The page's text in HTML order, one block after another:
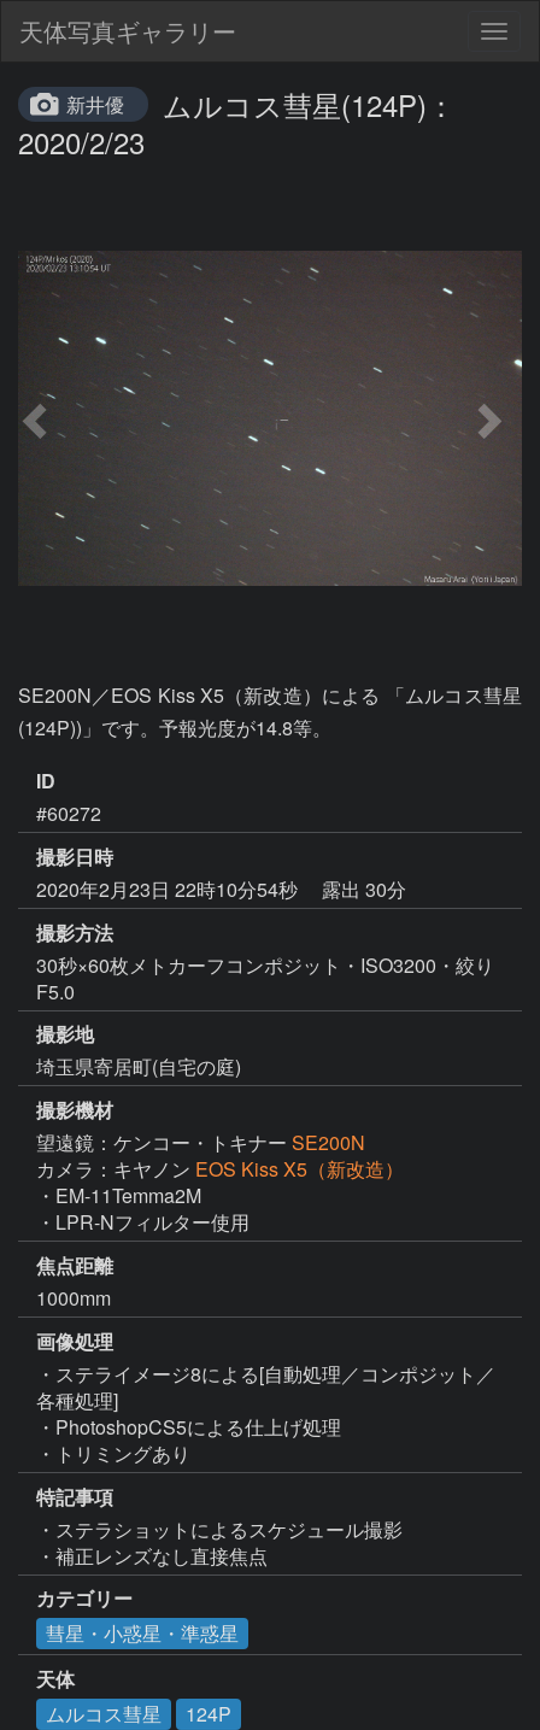
天体写真ギャラリー
新井優
ムルコス彗星(124P)：
2020/2/23
SE200N／EOS Kiss X5（新改造）による 「ムルコス彗星
(124P))」です。予報光度が14.8等。
ID
#60272
撮影日時
2020年2月23日 22時10分54秒
露出 30分
撮影方法
30秒×60枚メトカーフコンポジット・ISO3200・絞り
F5.0
撮影地
埼玉県寄居町(自宅の庭)
撮影機材
望遠鏡：ケンコー・トキナー SE200N
カメラ：キヤノン EOS Kiss X5（新改造）
・EM-11Temma2M
・LPR-Nフィルター使用
焦点距離
1000mm
画像処理
・ステライメージ8による[自動処理／コンポジット／
各種処理]
・PhotoshopCS5による仕上げ処理
・トリミングあり
特記事項
・ステラショットによるスケジュール撮影
・補正レンズなし直接焦点
カテゴリー
彗星・小惑星・準惑星
天体
ムルコス彗星
124P